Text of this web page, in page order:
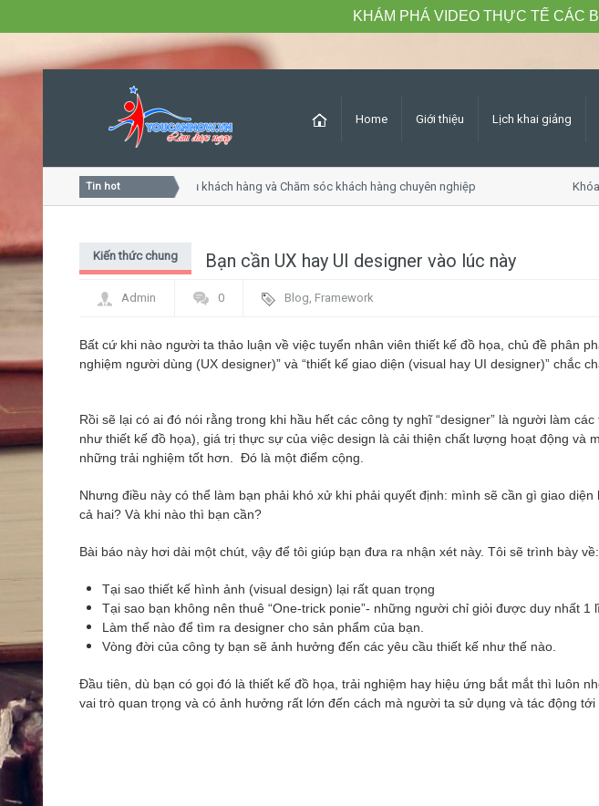
Home Giới thiệu Lịch khai giảng
Tin hot
Khóa học Tư duy dịch vụ khách hàng và Chăm sóc khách hàng chuyên nghiệp Khóa
Bạn cần UX hay UI designer vào lúc này
Kiến thức chung
Admin 0 Blog, Framework
Bất cứ khi nào người ta thảo luận về việc tuyển nhân viên thiết kế đồ họa, chủ đề phân
nghiệm người dùng (UX designer)” và “thiết kế giao diện (visual hay UI designer)” chắc
Rồi sẽ lại có ai đó nói rằng trong khi hầu hết các công ty nghĩ “designer” là người làm
như thiết kế đồ họa), giá trị thực sự của việc design là cải thiện chất lượng hoạt động và
những trải nghiệm tốt hơn. Đó là một điểm cộng.
Nhưng điều này có thể làm bạn phải khó xử khi phải quyết định: mình sẽ cần gì giao
cả hai? Và khi nào thì bạn cần?
Bài báo này hơi dài một chút, vậy để tôi giúp bạn đưa ra nhận xét này. Tôi sẽ trình bày về:
Tại sao thiết kế hình ảnh (visual design) lại rất quan trọng
Tại sao bạn không nên thuê “One-trick ponie”- những người chỉ giỏi được duy nhất 1
Làm thế nào để tìm ra designer cho sản phẩm của bạn.
Vòng đời của công ty bạn sẽ ảnh hưởng đến các yêu cầu thiết kế như thế nào.
Đầu tiên, dù bạn có gọi đó là thiết kế đồ họa, trải nghiệm hay hiệu ứng bắt mắt thì luôn
vai trò quan trọng và có ảnh hưởng rất lớn đến cách mà người ta sử dụng và tác động tới
KHÁM PHÁ VIDEO THỰC TẾ CÁC